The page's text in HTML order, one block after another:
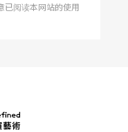
已阅读本网站的使用